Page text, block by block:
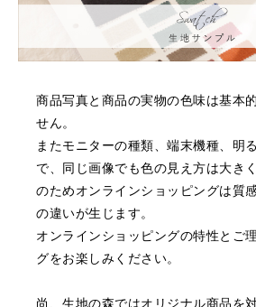
商品写真と商品の実物の色味は基本
せん。
またモニターの種類、端末機種、明
で、同じ画像でも色の見え方は大き
のためオンラインショッピングは質
の違いが生じます。
オンラインショッピングの特性とご
グをお楽しみください。
尚、生地の森ではオリジナル商品を